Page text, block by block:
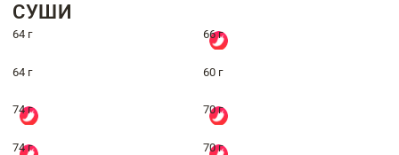
СУШИ
64 г 66 г
64 г 60 г
74 г 70 г
74 г 70 г